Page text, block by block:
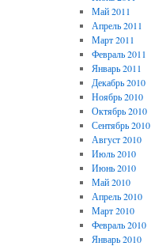
Май 2011
Апрель 2011
Март 2011
Февраль 2011
Январь 2011
Декабрь 2010
Ноябрь 2010
Октябрь 2010
Сентябрь 2010
Август 2010
Июль 2010
Июнь 2010
Май 2010
Апрель 2010
Март 2010
Февраль 2010
Январь 2010